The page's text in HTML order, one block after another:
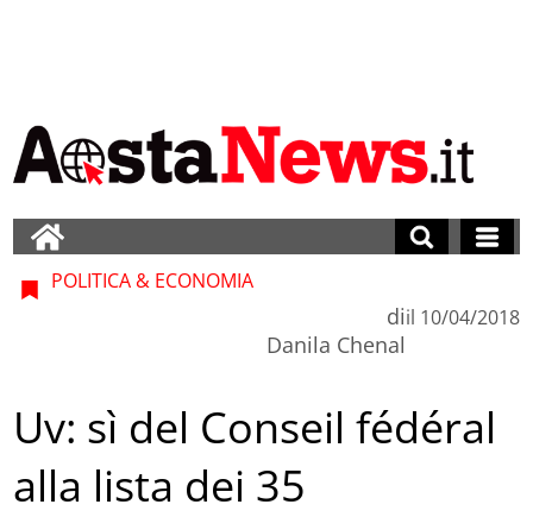
POLITICA & ECONOMIA
di
Danila Chenal
il 10/04/2018
Uv: sì del Conseil fédéral
alla lista dei 35